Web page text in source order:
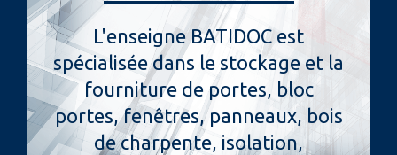
Conseils & Astuces
Actualités
Catalogues produits
L'enseigne BATIDOC est
spécialisée dans le stockage et la
fourniture de portes, bloc
portes, fenêtres, panneaux, bois
de charpente, isolation,